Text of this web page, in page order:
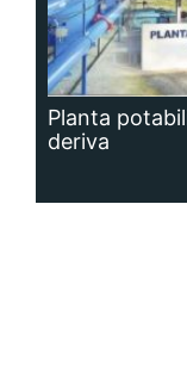
Planta
deriva